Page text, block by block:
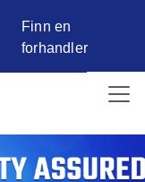
Finn en
forhandler